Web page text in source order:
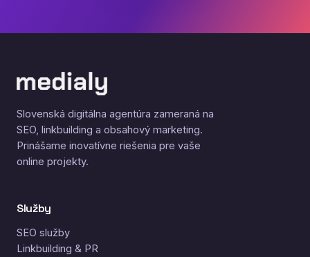
Slovenská digitálna agentúra zameraná na
SEO, linkbuilding a obsahový marketing.
Prinášame inovatívne riešenia pre vaše
online projekty.
Služby
SEO služby
Linkbuilding & PR